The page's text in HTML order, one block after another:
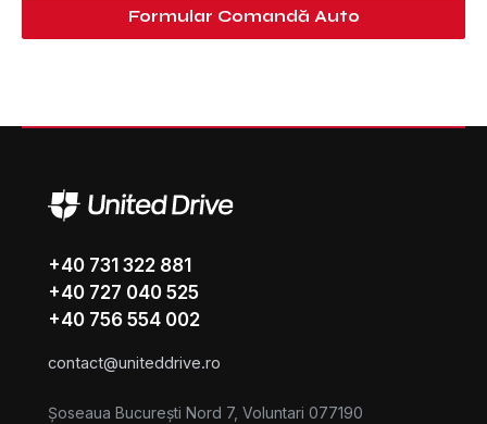
Formular Comandă Auto
+40 731 322 881
+40 727 040 525
+40 756 554 002
contact@uniteddrive.ro
Șoseaua București Nord 7, Voluntari 077190